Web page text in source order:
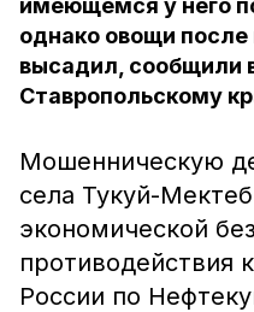
имеющемся у него
однако овощи после
высадил, сообщили
Ставропольскому
Мошенническую
села Тукуй-
экономической
России по